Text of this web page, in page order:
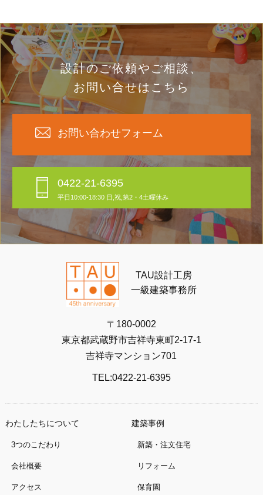
設計のご依頼やご相談、
お問い合せはこちら
お問い合わせフォーム
0422-21-6395
平日10:00-18:30 日,祝,第2・4土曜休み
TAU設計工房
一級建築事務所
〒180-0002
東京都武蔵野市吉祥寺東町2-17-1
吉祥寺マンション701
TEL:0422-21-6395
わたしたちについて
3つのこだわり
会社概要
アクセス
建築事例
新築・注文住宅
リフォーム
保育園